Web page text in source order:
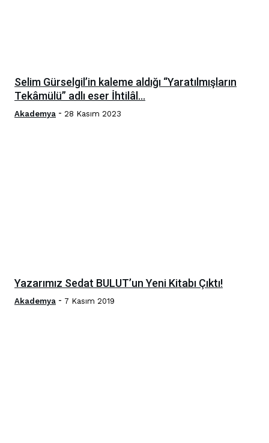
Selim Gürselgil’in kaleme aldığı “Yaratılmışların
Tekâmülü” adlı eser İhtilâl...
Akademya - 28 Kasım 2023
Yazarımız Sedat BULUT’un Yeni Kitabı Çıktı!
Akademya - 7 Kasım 2019